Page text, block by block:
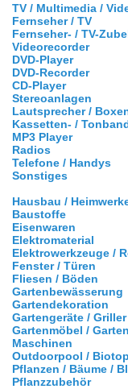
TV / Multimedia /
Fernseher / TV
Fernseher- / TV-
Videorecorder
DVD-Player
DVD-Recorder
CD-Player
Stereoanlagen
Lautsprecher /
Kassetten- /
MP3 Player
Radios
Telefone / Handys
Sonstiges
Hausbau /
Baustoffe
Eisenwaren
Elektromaterial
Elektrowerkzeuge /
Fenster / Türen
Fliesen / Böden
Gartenbewässerung
Gartendekoration
Gartengeräte / Griller
Gartenmöbel /
Maschinen
Outdoorpool / Biotop
Pflanzen / Bäume /
Pflanzzubehör